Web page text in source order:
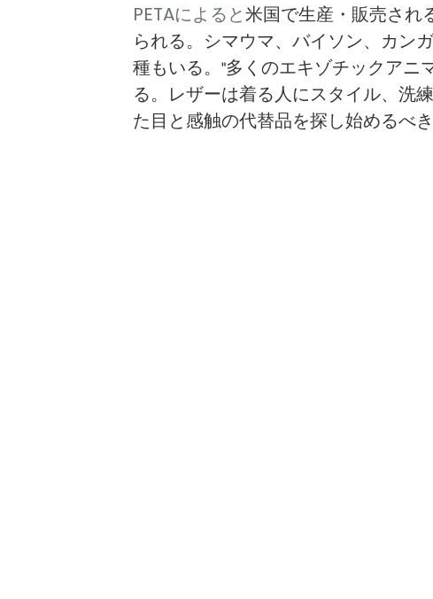
PETAによると米国で生産・販売され
られる。シマウマ、バイソン、カン
種もいる。"多くのエキゾチックア
る。レザーは着る人にスタイル、洗
た目と感触の代替品を探し始めるべき